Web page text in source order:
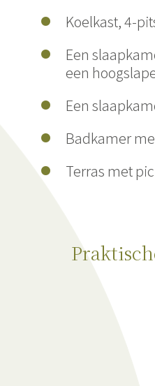
Koelkast, 4-
Een
een
Een
Badkamer
Terras met